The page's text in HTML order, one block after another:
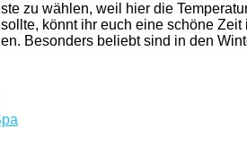
zu wählen, weil hier die
könnt ihr euch eine schöne
Besonders beliebt sind in den